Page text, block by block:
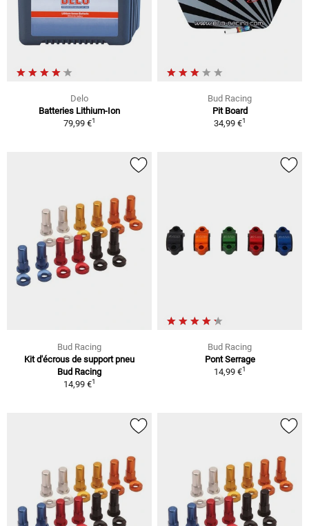
Delo
Batteries Lithium-Ion
79,99 €1
Bud Racing
Pit Board
34,99 €1
Bud Racing
Kit d'écrous de support pneu
Bud Racing
14,99 €1
Bud Racing
Pont Serrage
14,99 €1